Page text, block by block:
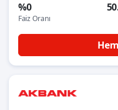
%0
Faiz Oranı